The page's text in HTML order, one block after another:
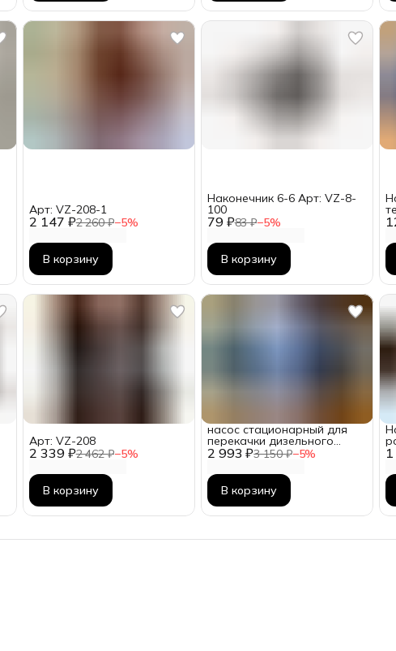
2 147 ₽2 260 ₽−5%
Арт: VZ-208-1
В корзину
79 ₽83 ₽−5%
Наконечник 6-6 Арт: VZ-8-
100
В корзину
2 339 ₽2 462 ₽−5%
Арт: VZ-208
В корзину
2 993 ₽3 150 ₽−5%
насос стационарный для
перекачки дизельного
топлива 40 л в мин 220
В корзину